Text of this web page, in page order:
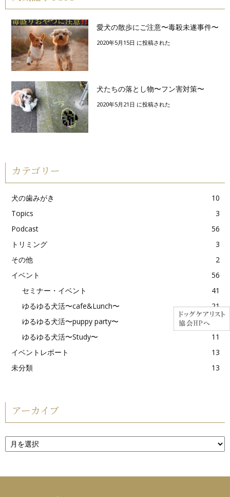
愛犬の散歩にご注意〜毒殺未遂事件〜
2020年5月15日 に投稿された
犬たちの落とし物〜フン害対策〜
2020年5月21日 に投稿された
カテゴリー
犬の歯みがき
10
Topics
3
Podcast
56
トリミング
3
その他
2
イベント
56
セミナー・イベント
41
ゆるゆる犬活〜cafe&Lunch〜
21
ゆるゆる犬活〜puppy party〜
ゆるゆる犬活〜Study〜
11
イベントレポート
13
未分類
13
アーカイブ
ア
ー
ブ